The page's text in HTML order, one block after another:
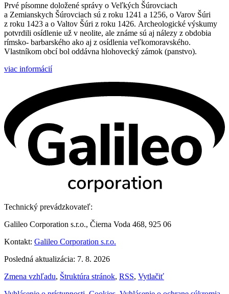
Prvé písomne doložené správy o Veľkých Šúrovciach
a Zemianskych Šúrovciach sú z roku 1241 a 1256, o Varov Šúri
z roku 1423 a o Valtov Šúri z roku 1426. Archeologické výskumy
potvrdili osídlenie už v neolite, ale známe sú aj nálezy z obdobia
rímsko- barbarského ako aj z osídlenia veľkomoravského.
Vlastníkom obcí bol oddávna hlohovecký zámok (panstvo).
viac informácií
Technický prevádzkovateľ:
Galileo Corporation s.r.o., Čierna Voda 468, 925 06
Kontakt: Galileo Corporation s.r.o.
Posledná aktualizácia: 7. 8. 2026
Zmena vzhľadu, Štruktúra stránok, RSS, Vytlačiť